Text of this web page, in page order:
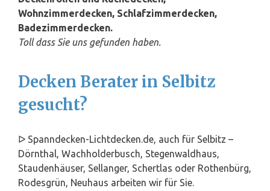
Wohnzimmerdecken, Schlafzimmerdecken,
Badezimmerdecken.
Toll dass Sie uns gefunden haben.
Decken Berater in Selbitz
gesucht?
ᐅ Spanndecken-Lichtdecken.de, auch für Selbitz –
Dörnthal, Wachholderbusch, Stegenwaldhaus,
Staudenhäuser, Sellanger, Schertlas oder Rothenbürg,
Rodesgrün, Neuhaus arbeiten wir für Sie.